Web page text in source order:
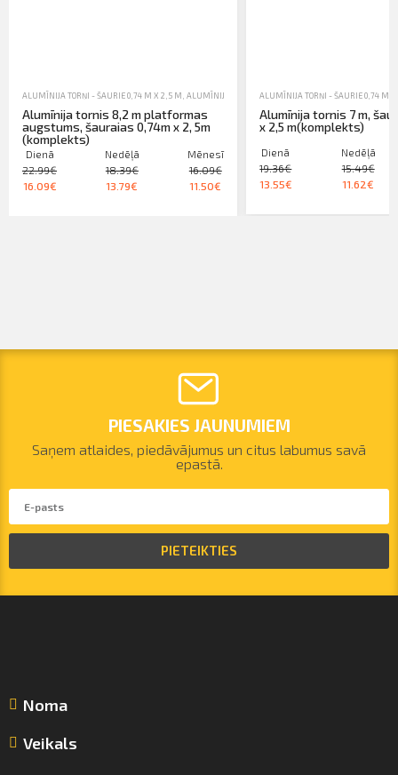
ALUMĪNIJA TORŅI - ŠAURIE 0,74 M X 2,5 M ALUMĪNIJA TORŅI, TREPES, KASTES UN SASTATNES,
Alumīnija tornis 8,2 m platformas
augstums, šauraias 0,74m x 2, 5m
(komplekts)
Dienā
22.99€
16.09€
Nedēļā
18.39€
13.79€
Mēnesī
16.09€
11.50€
ALUMĪNIJA TORŅI - ŠAURIE 0,74 M
Alumīnija tornis 7 m,
x 2,5 m(komplekts)
Dienā
19.36€
13.55€
Nedēļā
15.49€
11.62€
PIESAKIES JAUNUMIEM
Saņem atlaides, piedāvājumus un citus labumus savā
epastā.
PIETEIKTIES
Noma
Veikals